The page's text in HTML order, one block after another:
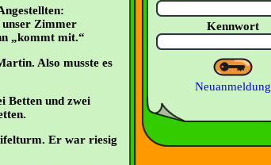
unser Zimmer
„kommt mit.“
Also musste es
Betten und zwei
Er war riesig
Kennwort
Neuanmeldung